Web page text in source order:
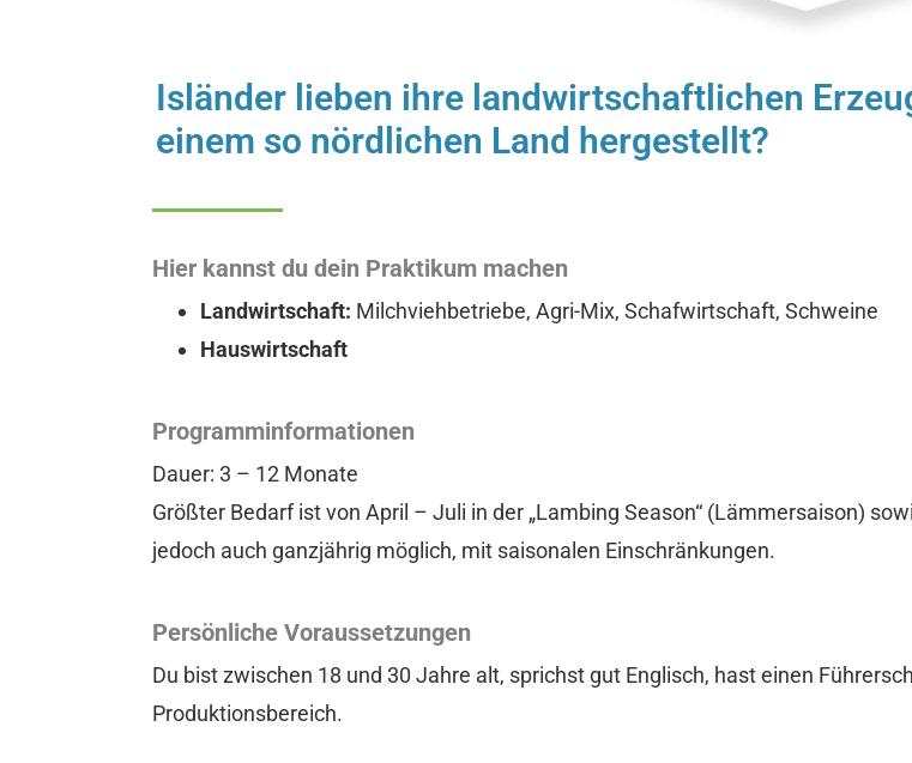
Isländer lieben ihre landwirtschaftlichen
einem so nördlichen Land hergestellt?
Hier kannst du dein Praktikum machen
Landwirtschaft: Milchviehbetriebe, Agri-Mix, Schafwirtschaft, Schweine
Hauswirtschaft
Programminformationen
Dauer: 3 – 12 Monate
Größter Bedarf ist von April – Juli in der „Lambing Season“ (Lämmersaison)
jedoch auch ganzjährig möglich, mit saisonalen Einschränkungen.
Persönliche Voraussetzungen
Du bist zwischen 18 und 30 Jahre alt, sprichst gut Englisch, hast einen
Produktionsbereich.